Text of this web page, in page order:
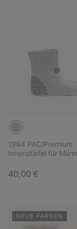
1964 PAC/Premium
Innenstiefel für
Regular price:
40,00 €
NEUE FARBEN